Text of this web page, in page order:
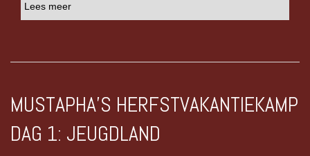
Lees meer
MUSTAPHA’S HERFSTVAKANTIEKAMP
DAG 1: JEUGDLAND